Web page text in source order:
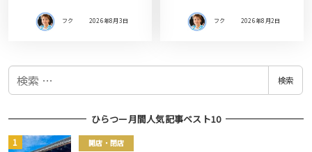
フク 2026年8月3日 フク 2026年8月2日
検
検索
ひらつー月間人気記事ベスト10
開店・閉店